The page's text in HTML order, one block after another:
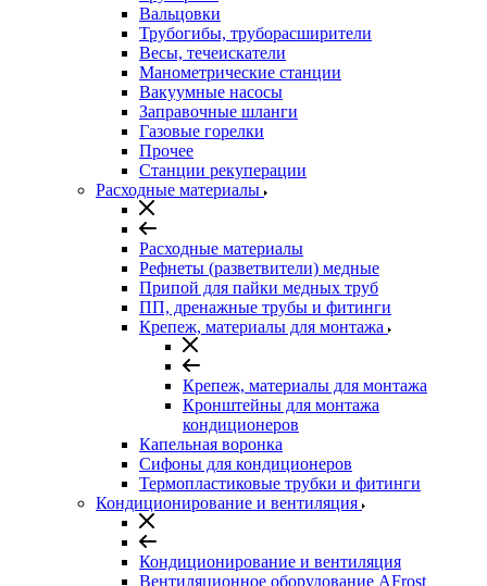
Вальцовки
Трубогибы, труборасширители
Весы, течеискатели
Манометрические станции
Вакуумные насосы
Заправочные шланги
Газовые горелки
Прочее
Станции рекуперации
Расходные материалы
Расходные материалы
Рефнеты (разветвители) медные
Припой для пайки медных труб
ПП, дренажные трубы и фитинги
Крепеж, материалы для монтажа
Крепеж, материалы для монтажа
Кронштейны для монтажа
кондиционеров
Капельная воронка
Сифоны для кондиционеров
Термопластиковые трубки и фитинги
Кондиционирование и вентиляция
Кондиционирование и вентиляция
Вентиляционное оборудование AFrost